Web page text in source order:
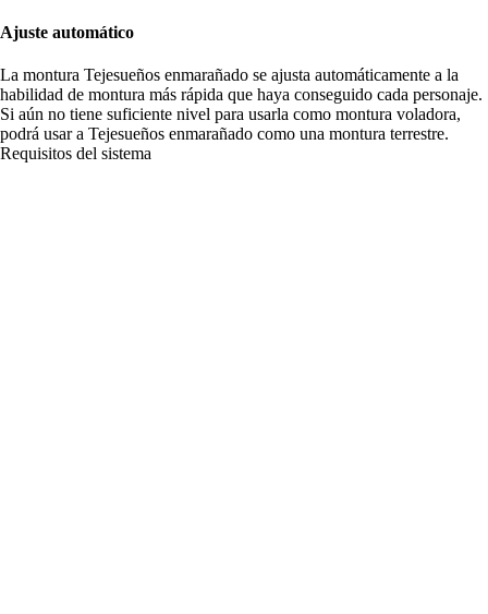
Ajuste automático
La montura Tejesueños enmarañado se ajusta automáticamente a la
habilidad de montura más rápida que haya conseguido cada personaje.
Si aún no tiene suficiente nivel para usarla como montura voladora,
podrá usar a Tejesueños enmarañado como una montura terrestre.
Requisitos del sistema